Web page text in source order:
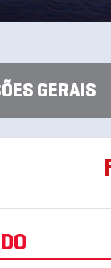
GERAIS